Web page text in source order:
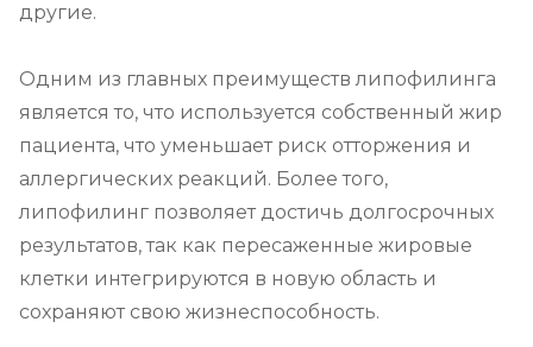
другие.
Одним из главных преимуществ липофилинга
является то, что используется собственный жир
пациента, что уменьшает риск отторжения и
аллергических реакций. Более того,
липофилинг позволяет достичь долгосрочных
результатов, так как пересаженные жировые
клетки интегрируются в новую область и
сохраняют свою жизнеспособность.